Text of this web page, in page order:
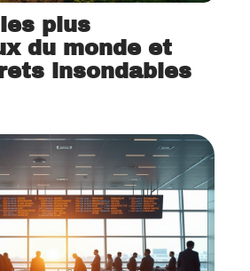
plus
du monde et
insondables